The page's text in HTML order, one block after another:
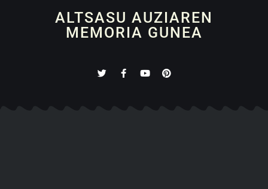
ALTSASU AUZIAREN
MEMORIA GUNEA